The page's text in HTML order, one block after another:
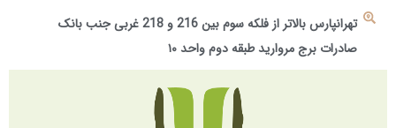
تهرانپارس بالاتر از فلکه سوم بین 216 و 218 غربی جنب بانک
صادرات برج مروارید طبقه دوم واحد ۱۰